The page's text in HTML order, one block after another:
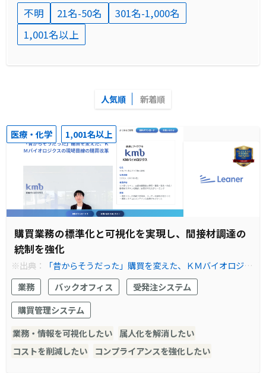
不明 21名-50名
301名-1,000名
1,001名以上
人気順 新着順
医療・化学 1,001名以上
購買業務の標準化と可視化を実現し、間接材調達の
統制を強化
※出典：
「昔からそうだった」購買を変えた、ＫＭバイオロジク
スの現場目線の購買改革
業務 バックオフィス
受発注システム
購買管理システム
業務・情報を可視化したい
属人化を解消したい
コストを削減したい
コンプライアンスを強化したい